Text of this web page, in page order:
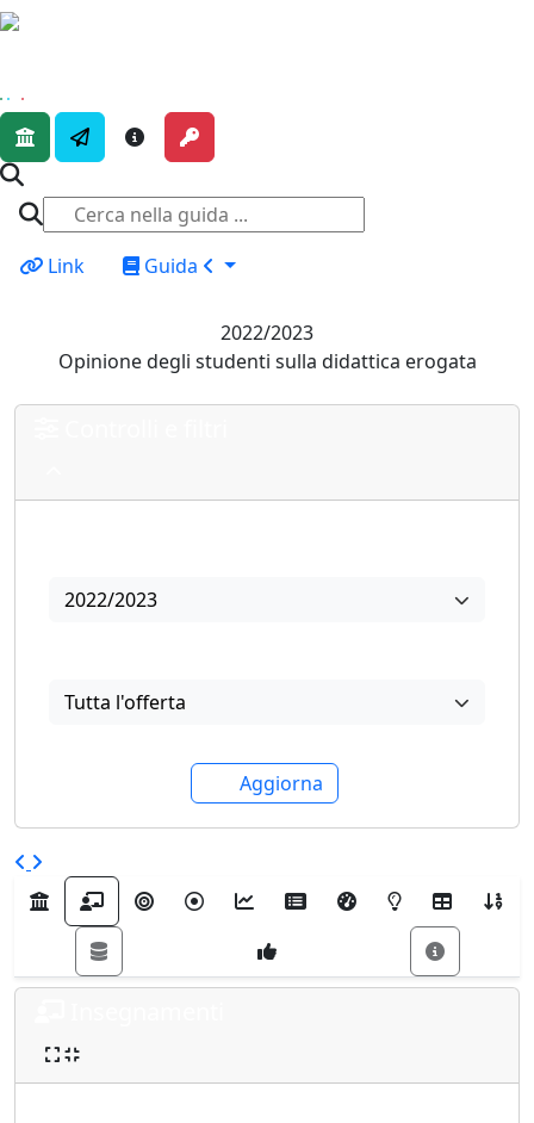
Link Guida
2022/2023
Opinione degli studenti sulla didattica erogata
2022/2023
Tutta l'offerta
Aggiorna